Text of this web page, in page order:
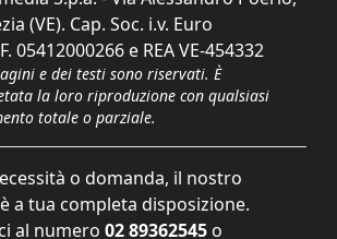
(VE). Cap. Soc. i.v. Euro
05412000266 e REA VE-454332
e dei testi sono riservati. È
la loro riproduzione con qualsiasi
totale o parziale.
o domanda, il nostro
a tua completa disposizione.
al numero 02 89362545 o